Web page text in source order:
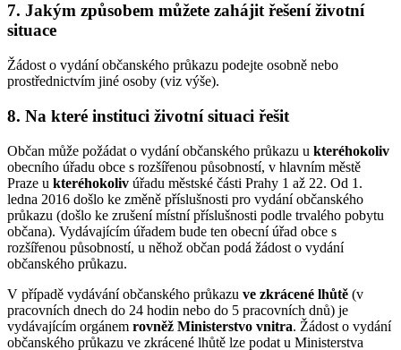
7. Jakým způsobem můžete zahájit řešení životní
situace
Žádost o vydání občanského průkazu podejte osobně nebo
prostřednictvím jiné osoby (viz výše).
8. Na které instituci životní situaci řešit
Občan může požádat o vydání občanského průkazu u kteréhokoliv
obecního úřadu obce s rozšířenou působností, v hlavním městě
Praze u kteréhokoliv úřadu městské části Prahy 1 až 22. Od 1.
ledna 2016 došlo ke změně příslušnosti pro vydání občanského
průkazu (došlo ke zrušení místní příslušnosti podle trvalého pobytu
občana). Vydávajícím úřadem bude ten obecní úřad obce s
rozšířenou působností, u něhož občan podá žádost o vydání
občanského průkazu.
V případě vydávání občanského průkazu ve zkrácené lhůtě (v
pracovních dnech do 24 hodin nebo do 5 pracovních dnů) je
vydávajícím orgánem rovněž Ministerstvo vnitra. Žádost o vydání
občanského průkazu ve zkrácené lhůtě lze podat u Ministerstva